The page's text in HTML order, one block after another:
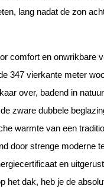
lang nadat de zon
comfort en onwrikbare
347 vierkante meter
over, badend in
zware dubbele
warmte van een
door strenge moderne
en
het dak, heb je de